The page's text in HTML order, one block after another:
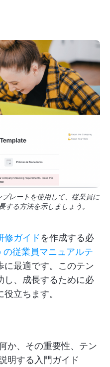
レートを使用して、従業員に
する方法を示しましょう。
修ガイドを作成する必
の従業員マニュアルテ
に最適です。このテン
し、成長するために必
立ちます。
か、その重要性、テン
明する入門ガイド